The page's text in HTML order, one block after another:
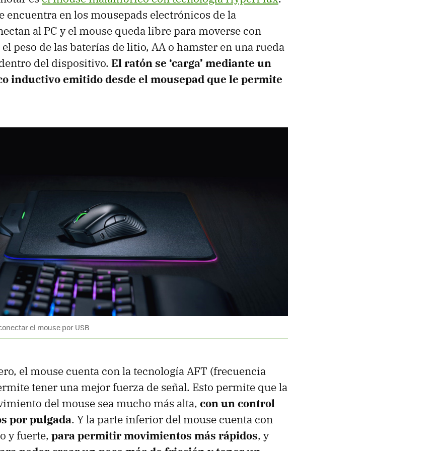
encuentra en los mousepads electrónicos de la
al PC y el mouse queda libre para moverse con
peso de las baterías de litio, AA o hamster en una rueda
del dispositivo. El ratón se ‘carga’ mediante un
inductivo emitido desde el mousepad que le permite
el mouse por USB
el mouse cuenta con la tecnología AFT (frecuencia
tener una mejor fuerza de señal. Esto permite que la
del mouse sea mucho más alta, con un control
por pulgada. Y la parte inferior del mouse cuenta con
y fuerte, para permitir movimientos más rápidos, y